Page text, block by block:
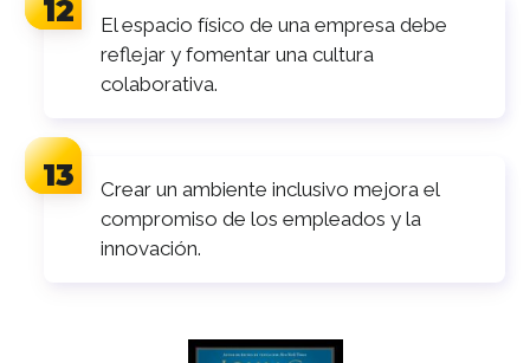
El espacio físico de una empresa debe
reflejar y fomentar una cultura
colaborativa.
Crear un ambiente inclusivo mejora el
compromiso de los empleados y la
innovación.